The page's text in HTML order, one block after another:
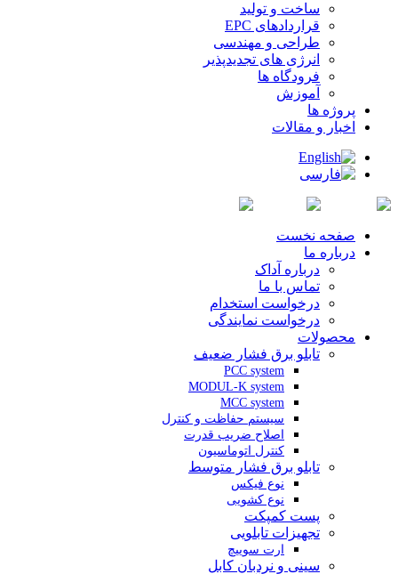
ساخت و تولید
قراردادهای EPC
طراحی و مهندسی
انرژی های تجدیدپذیر
فرودگاه ها
آموزش
پروژه ها
اخبار و مقالات
صفحه نخست
درباره ما
درباره آداک
تماس با ما
درخواست استخدام
درخواست نمایندگی
محصولات
تابلو برق فشار ضعیف
PCC system
MODUL-K system
MCC system
سیستم حفاظت و کنترل
اصلاح ضریب قدرت
کنترل اتوماسیون
تابلو برق فشار متوسط
نوع فیکس
نوع کشویی
پست کمپکت
تجهیزات تابلویی
ارت سوییچ
سینی و نردبان کابل